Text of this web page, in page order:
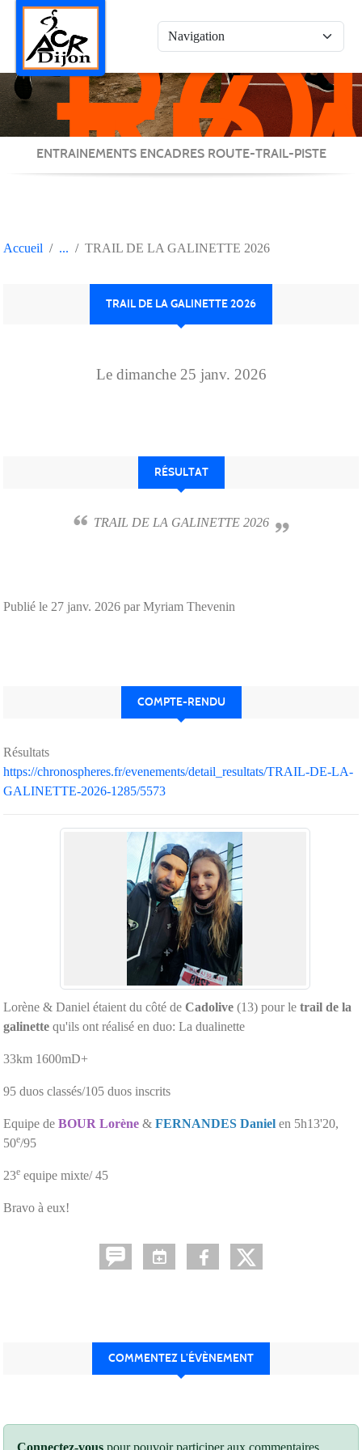
/
/
ENTRAINEMENTS ENCADRES ROUTE-TRAIL-PISTE
Accueil TRAIL DE LA GALINETTE 2026
TRAIL DE LA GALINETTE 2026
Le dimanche 25 janv. 2026
RÉSULTAT
TRAIL DE LA GALINETTE 2026
Publié le 27 janv. 2026 par Myriam Thevenin
COMPTE-RENDU
Résultats
https://chronospheres.fr/evenements/detail_resultats/TRAIL-DE-LA-
GALINETTE-2026-1285/5573
Lorène & Daniel étaient du côté de Cadolive (13) pour le trail de la
galinette qu'ils ont réalisé en duo: La dualinette
33km 1600mD+
95 duos classés/105 duos inscrits
Equipe de BOUR Lorène & FERNANDES Daniel en 5h13'20,
50e/95
23e equipe mixte/ 45
Bravo à eux!
COMMENTEZ L’ÉVÈNEMENT
Connectez-vous pour pouvoir participer aux commentaires.
Panneau de gestion des cookies